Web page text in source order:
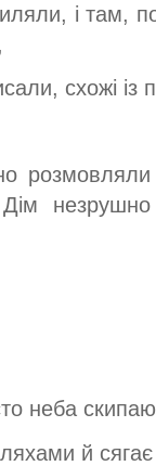
і там,
схожі
неба
й сягає